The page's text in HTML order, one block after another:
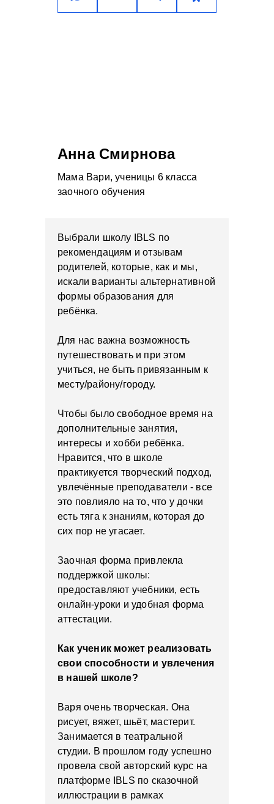
Анна Смирнова
Мама Вари, ученицы 6 класса
заочного обучения
Выбрали школу IBLS по
рекомендациям и отзывам
родителей, которые, как и мы,
искали варианты альтернативной
формы образования для
ребёнка.
Для нас важна возможность
путешествовать и при этом
учиться, не быть привязанным к
месту/району/городу.
Чтобы было свободное время на
дополнительные занятия,
интересы и хобби ребёнка.
Нравится, что в школе
практикуется творческий подход,
увлечённые преподаватели - все
это повлияло на то, что у дочки
есть тяга к знаниям, которая до
сих пор не угасает.
Заочная форма привлекла
поддержкой школы:
предоставляют учебники, есть
онлайн-уроки и удобная форма
аттестации.
Как ученик может реализовать
свои способности и увлечения
в нашей школе?
Варя очень творческая. Она
рисует, вяжет, шьёт, мастерит.
Занимается в театральной
студии. В прошлом году успешно
провела свой авторский курс на
платформе IBLS по сказочной
иллюстрации в рамках